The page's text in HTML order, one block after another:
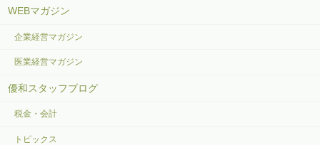
WEBマガジン
企業経営マガジン
医業経営マガジン
優和スタッフブログ
税金・会計
トピックス